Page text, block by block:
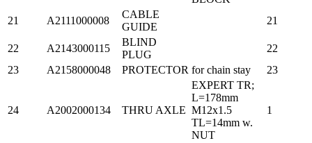
21
A2111000008
CABLE
GUIDE
21
22 A2143000115
BLIND
PLUG
22
23
A2158000048 PROTECTOR for chain stay 23
24 A2002000134 THRU AXLE
EXPERT TR;
L=178mm
M12x1.5
TL=14mm w.
NUT
1